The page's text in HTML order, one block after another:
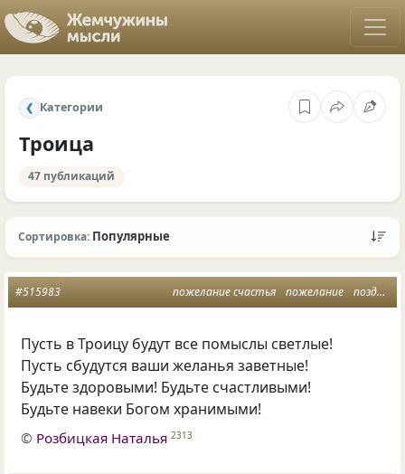
❮ Категории
Троица
47 публикаций
Сортировка: Популярные
пожелание счастья пожелание поздравление
#515983
Пусть в Троицу будут все помыслы светлые!
Пусть сбудутся ваши желанья заветные!
Будьте здоровыми! Будьте счастливыми!
Будьте навеки Богом хранимыми!
© Розбицкая Наталья 2313